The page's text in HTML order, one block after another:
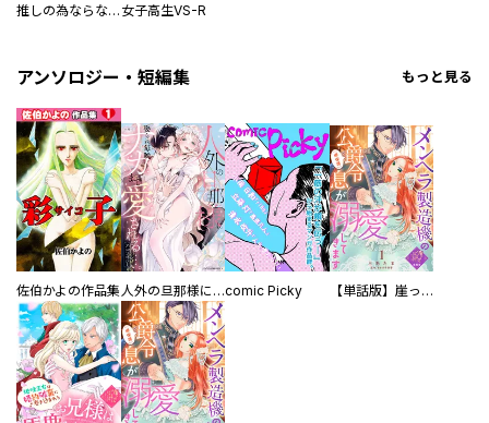
推しの為ならなんでもします！ 女子高生VS-R
アンソロジー・短編集 もっと見る
佐伯かよの作品集 人外の旦那様に娶られ毎晩ナカまで愛される…。アンソロジーcomic Picky 【単話版】崖っぷち令嬢ですが、意地と策略で幸せになります！シリーズ